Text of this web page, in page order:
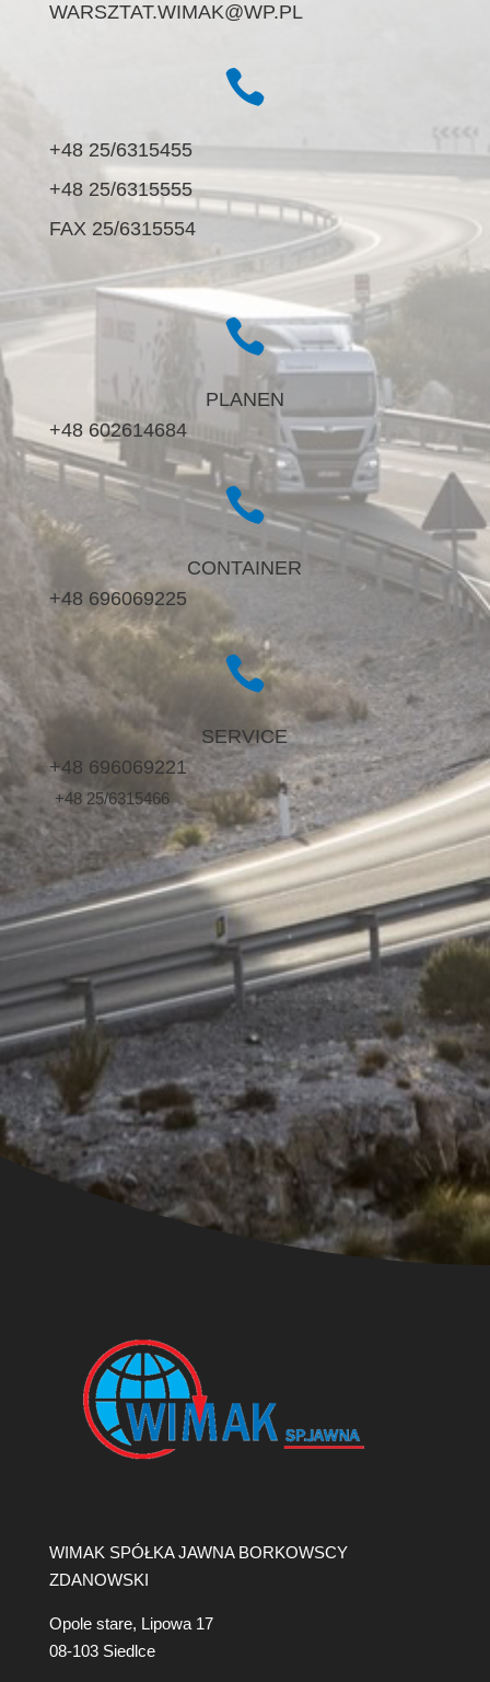
WARSZTAT.WIMAK@WP.PL

+48 25/6315455
+48 25/6315555
FAX 25/6315554

PLANEN
+48 602614684

CONTAINER
+48 696069225

SERVICE
+48 696069221
+48 25/6315466
WIMAK SPÓŁKA JAWNA BORKOWSCY
ZDANOWSKI
Opole stare, Lipowa 17
08-103 Siedlce